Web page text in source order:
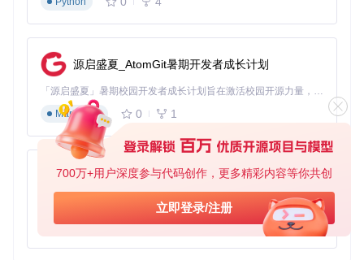
700万+用户深度参与代码创作，更多精彩内容等你共创
立即登录/注册
工具自动收集CPU、显卡、芯片组等关键信息
验证方法：检查报告中是否包含完整的ACPI表和硬件ID
兼容性评估
图2：硬件兼容性检查界面 - 清晰标记支持和不支持的组件
工具检测到独立显卡NVIDIA GTX 1650 Ti不支持
自动推荐使用集成显卡Intel UHD Graphics
常见误区：忽略集成显卡配置会导致显示异常
配置生成与优化
图3：配置界面 - 可自定义ACPI补丁、kext和SMBIOS等关
键参数
源启盛夏_AtomGit暑期开发者成长计划
「源启盛夏」暑期校园开发者成长计划旨在激活校园开源力量，通过积分激励、认证扶持、资源倾斜等形式，引导高校组织和开发者完成「入驻 — 建项目 — 做贡献 — 获认证 — 得资源」的完整闭环。无论你是想带领社团入驻平台的组织者，还是希望用代码贡献证明自己的开发者，都能在这里找到属于你的成长路径。
Markdown
0 1
py-xiaozhi
基于Python的Xiaozhi AI，适用于想要完整Xiaozhi体验而无需拥有专用硬件的用户。
Python
0 1